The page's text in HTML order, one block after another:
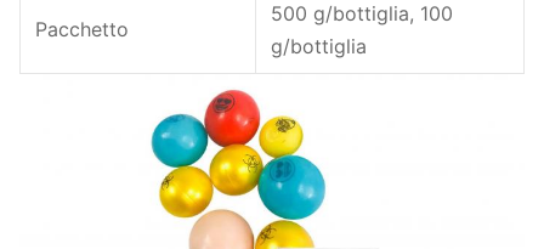
Pacchetto
500 g/bottiglia, 100
g/bottiglia